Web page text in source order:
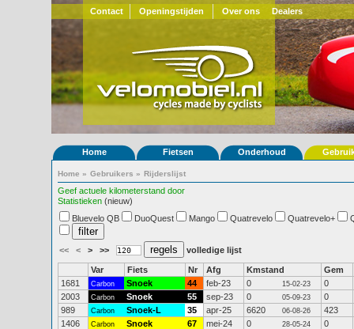
Contact Openingstijden Over ons Dealers
Home Fietsen Onderhoud
Home » Gebruikers » Rijderslijst
Geef actuele kilometerstand door
Statistieken (nieuw)
Bluevelo QB
DuoQuest Mango Quatrevelo Quatrevelo+
<< < > >> volledige lijst
Var Fiets Nr Afg Kmstand
Gem
1681
Carbon Snoek 44 feb-23 0 15-02-23
0
2003
Carbon Snoek 55 sep-23 0 05-09-23
0
989
Carbon Snoek-L 35 apr-25 6620 06-08-26
423
1406
Carbon Snoek 67 mei-24 0 28-05-24
0